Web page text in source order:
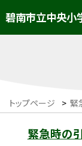
碧南市立中央小
トップページ > 緊
緊急時の